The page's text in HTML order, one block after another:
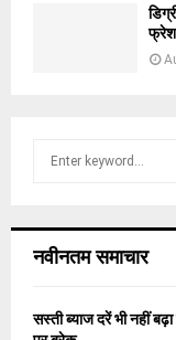
h
o
r
नवीनतम समाचार
सस्ती ब्याज दरें भी नहीं